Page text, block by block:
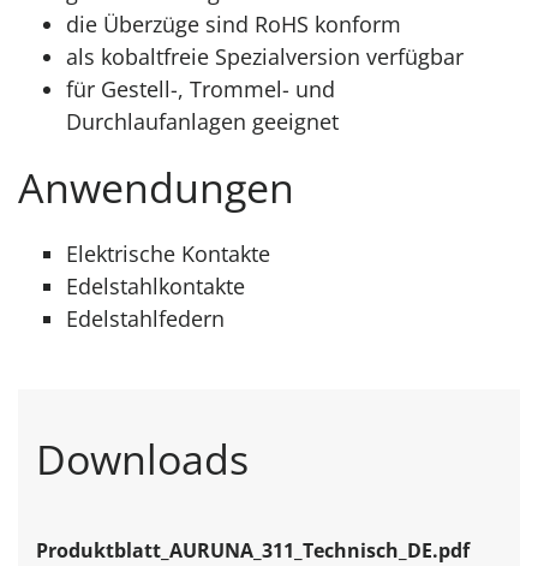
die Überzüge sind RoHS konform
als kobaltfreie Spezialversion verfügbar
für Gestell-, Trommel- und
Durchlaufanlagen geeignet
Anwendungen
Elektrische Kontakte
Edelstahlkontakte
Edelstahlfedern
Downloads
Produktblatt_AURUNA_311_Technisch_DE.pdf